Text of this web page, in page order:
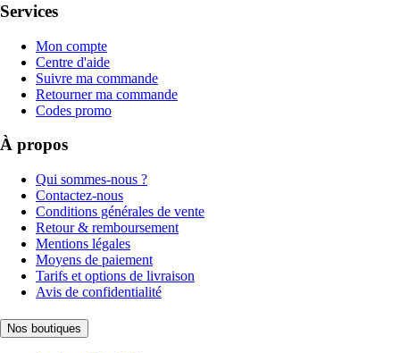
Services
Mon compte
Centre d'aide
Suivre ma commande
Retourner ma commande
Codes promo
À propos
Qui sommes-nous ?
Contactez-nous
Conditions générales de vente
Retour & remboursement
Mentions légales
Moyens de paiement
Tarifs et options de livraison
Avis de confidentialité
Nos boutiques